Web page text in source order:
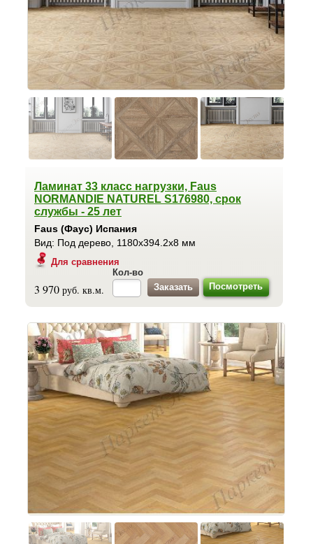
Ламинат 33 класс нагрузки, Faus
NORMANDIE NATUREL S176980, срок
службы - 25 лет
Faus (Фаус) Испания
Вид: Под дерево, 1180x394.2x8 мм
Для сравнения
3 970 руб. кв.м.
Кол-во
Посмотреть